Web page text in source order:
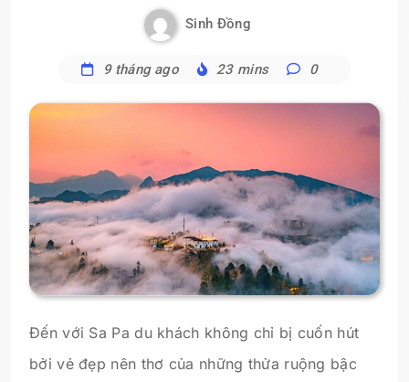
Sinh Đồng
9 tháng ago 23 mins 0
Đến với Sa Pa du khách không chỉ bị cuốn hút
bởi vẻ đẹp nên thơ của những thửa ruộng bậc